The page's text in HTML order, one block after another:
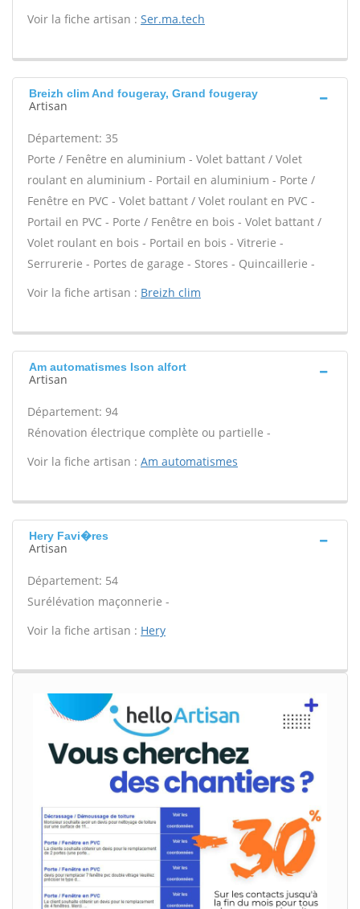
Voir la fiche artisan : Ser.ma.tech
Breizh clim And fougeray, Grand fougeray
Artisan
Département: 35
Porte / Fenêtre en aluminium - Volet battant / Volet
roulant en aluminium - Portail en aluminium - Porte /
Fenêtre en PVC - Volet battant / Volet roulant en PVC -
Portail en PVC - Porte / Fenêtre en bois - Volet battant /
Volet roulant en bois - Portail en bois - Vitrerie -
Serrurerie - Portes de garage - Stores - Quincaillerie -
Voir la fiche artisan : Breizh clim
Am automatismes Ison alfort
Artisan
Département: 94
Rénovation électrique complète ou partielle -
Voir la fiche artisan : Am automatismes
Hery Favi�res
Artisan
Département: 54
Surélévation maçonnerie -
Voir la fiche artisan : Hery